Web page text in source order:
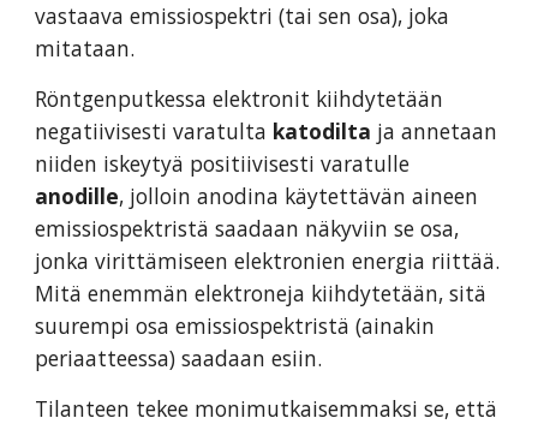
vastaava emissiospektri (tai sen osa), joka
mitataan.
Röntgenputkessa elektronit kiihdytetään
negatiivisesti varatulta katodilta ja annetaan
niiden iskeytyä positiivisesti varatulle
anodille, jolloin anodina käytettävän aineen
emissiospektristä saadaan näkyviin se osa,
jonka virittämiseen elektronien energia riittää.
Mitä enemmän elektroneja kiihdytetään, sitä
suurempi osa emissiospektristä (ainakin
periaatteessa) saadaan esiin.
Tilanteen tekee monimutkaisemmaksi se, että